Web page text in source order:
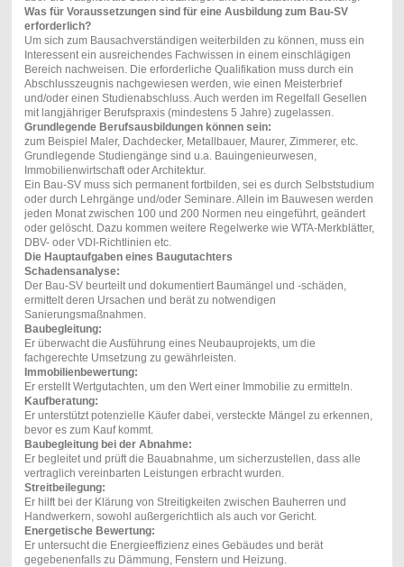
Was für Voraussetzungen sind für eine Ausbildung zum Bau-SV
erforderlich?
Um sich zum Bausachverständigen weiterbilden zu können, muss ein
Interessent ein ausreichendes Fachwissen in einem einschlägigen
Bereich nachweisen. Die erforderliche Qualifikation muss durch ein
Abschlusszeugnis nachgewiesen werden, wie einen Meisterbrief
und/oder einen Studienabschluss. Auch werden im Regelfall Gesellen
mit langjähriger Berufspraxis (mindestens 5 Jahre) zugelassen.
Grundlegende Berufsausbildungen können sein:
zum Beispiel Maler, Dachdecker, Metallbauer, Maurer, Zimmerer, etc.
Grundlegende Studiengänge sind u.a. Bauingenieurwesen,
Immobilienwirtschaft oder Architektur.
Ein Bau-SV muss sich permanent fortbilden, sei es durch Selbststudium
oder durch Lehrgänge und/oder Seminare. Allein im Bauwesen werden
jeden Monat zwischen 100 und 200 Normen neu eingeführt, geändert
oder gelöscht. Dazu kommen weitere Regelwerke wie WTA-Merkblätter,
DBV- oder VDI-Richtlinien etc.
Die Hauptaufgaben eines Baugutachters
Schadensanalyse:
Der Bau-SV beurteilt und dokumentiert Baumängel und -schäden,
ermittelt deren Ursachen und berät zu notwendigen
Sanierungsmaßnahmen.
Baubegleitung:
Er überwacht die Ausführung eines Neubauprojekts, um die
fachgerechte Umsetzung zu gewährleisten.
Immobilienbewertung:
Er erstellt Wertgutachten, um den Wert einer Immobilie zu ermitteln.
Kaufberatung:
Er unterstützt potenzielle Käufer dabei, versteckte Mängel zu erkennen,
bevor es zum Kauf kommt.
Baubegleitung bei der Abnahme:
Er begleitet und prüft die Bauabnahme, um sicherzustellen, dass alle
vertraglich vereinbarten Leistungen erbracht wurden.
Streitbeilegung:
Er hilft bei der Klärung von Streitigkeiten zwischen Bauherren und
Handwerkern, sowohl außergerichtlich als auch vor Gericht.
Energetische Bewertung:
Er untersucht die Energieeffizienz eines Gebäudes und berät
gegebenenfalls zu Dämmung, Fenstern und Heizung.